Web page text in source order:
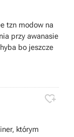
tzn modow na
przy awanasie
bo jeszcze

którym